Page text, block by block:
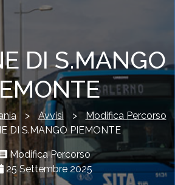
DI S.MANGO
> Avvisi >
Modifica Percorso
DI S.MANGO PIEMONTE
Modifica Percorso
25 Settembre 2025